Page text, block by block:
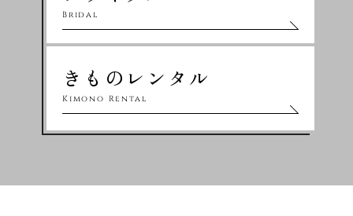
Bridal
きものレンタル
Kimono Rental